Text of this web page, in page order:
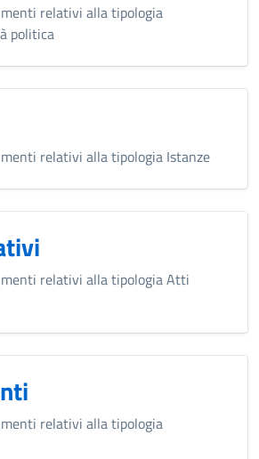
relativi alla tipologia
politica
relativi alla tipologia Istanze
relativi alla tipologia Atti
relativi alla tipologia